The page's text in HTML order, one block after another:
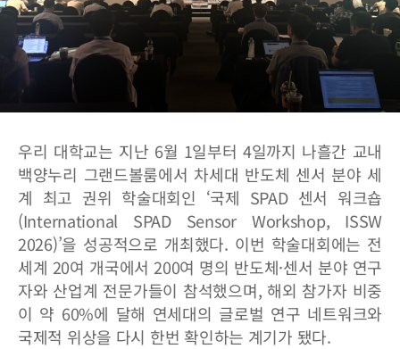
우리 대학교는 지난 6월 1일부터 4일까지 나흘간 교내
백양누리 그랜드볼룸에서 차세대 반도체 센서 분야 세
계 최고 권위 학술대회인 ‘국제 SPAD 센서 워크숍
(International SPAD Sensor Workshop, ISSW
2026)’을 성공적으로 개최했다. 이번 학술대회에는 전
세계 20여 개국에서 200여 명의 반도체·센서 분야 연구
자와 산업계 전문가들이 참석했으며, 해외 참가자 비중
이 약 60%에 달해 연세대의 글로벌 연구 네트워크와
국제적 위상을 다시 한번 확인하는 계기가 됐다.